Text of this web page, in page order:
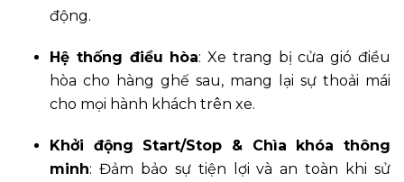
động.
Hệ thống điều hòa: Xe trang bị cửa gió điều
hòa cho hàng ghế sau, mang lại sự thoải mái
cho mọi hành khách trên xe.
Khởi động Start/Stop & Chìa khóa thông
minh: Đảm bảo sự tiện lợi và an toàn khi sử